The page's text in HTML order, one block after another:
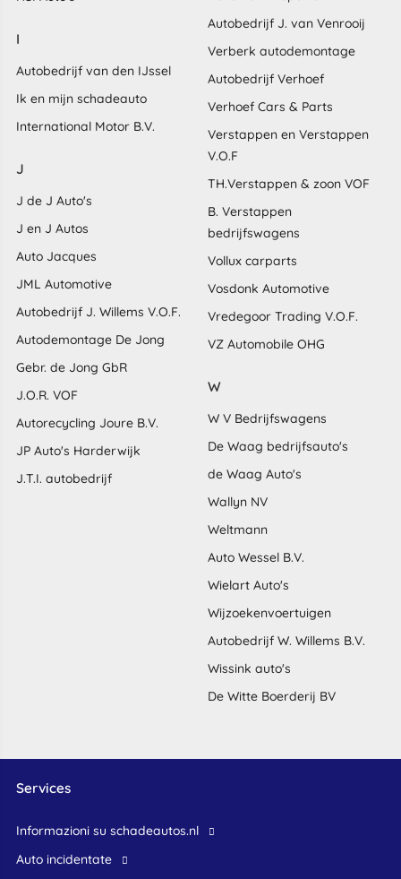
I
Autobedrijf van den IJssel
Ik en mijn schadeauto
International Motor B.V.
J
J de J Auto's
J en J Autos
Auto Jacques
JML Automotive
Autobedrijf J. Willems V.O.F.
Autodemontage De Jong
Gebr. de Jong GbR
J.O.R. VOF
Autorecycling Joure B.V.
JP Auto's Harderwijk
J.T.I. autobedrijf
Autobedrijf J. van Venrooij
Verberk autodemontage
Autobedrijf Verhoef
Verhoef Cars & Parts
Verstappen en Verstappen
V.O.F
TH.Verstappen & zoon VOF
B. Verstappen
bedrijfswagens
Vollux carparts
Vosdonk Automotive
Vredegoor Trading V.O.F.
VZ Automobile OHG
W
W V Bedrijfswagens
De Waag bedrijfsauto's
de Waag Auto's
Wallyn NV
Weltmann
Auto Wessel B.V.
Wielart Auto's
Wijzoekenvoertuigen
Autobedrijf W. Willems B.V.
Wissink auto's
De Witte Boerderij BV
Services
Informazioni su schadeautos.nl
Auto incidentate